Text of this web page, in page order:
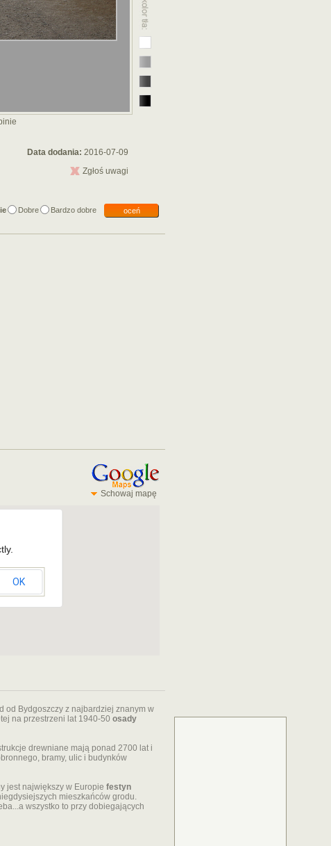
Data dodania: 2016-07-09
Zgłoś uwagi
Dobre Bardzo dobre
oceń
Schowaj mapę
OK
od Bydgoszczy z najbardziej znanym w
na przestrzeni lat 1940-50 osady
drewniane mają ponad 2700 lat i
bramy, ulic i budynków
jest największy w Europie festyn
mieszkańców grodu.
wszystko to przy dobiegających